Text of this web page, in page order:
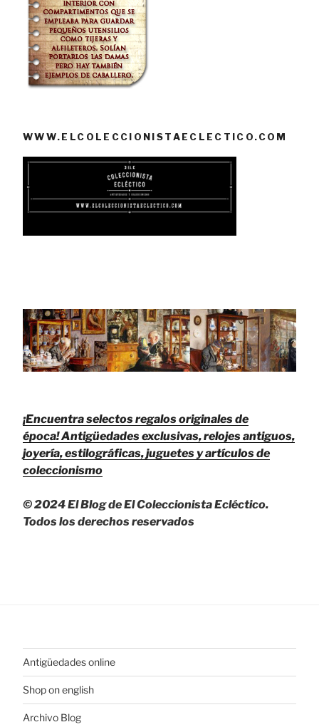
WWW.ELCOLECCIONISTAECLECTICO.COM
¡Encuentra selectos regalos originales de
época!Antigüedades exclusivas, relojes antiguos,
joyería, estilográficas, juguetes y artículos de
coleccionismo
© 2024 El Blog de El Coleccionista Ecléctico.
Todos los derechos reservados
Antigüedades online
Shop on english
Archivo Blog